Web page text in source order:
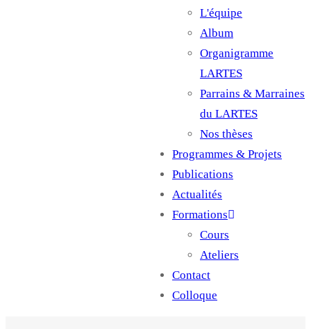
L'équipe
Album
Organigramme
LARTES
Parrains & Marraines
du LARTES
Nos thèses
Programmes & Projets
Publications
Actualités
Formations
Cours
Ateliers
Contact
Colloque